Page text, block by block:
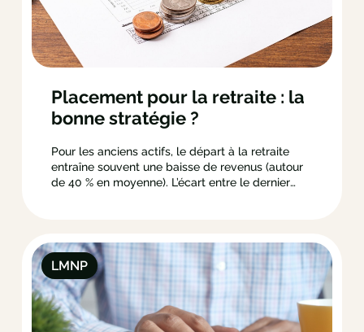
Placement pour la retraite : la
bonne stratégie ?
Pour les anciens actifs, le départ à la retraite
entraîne souvent une baisse de revenus (autour
de 40 % en moyenne). L’écart entre le dernier
de placement retraite s’avère cruciale. Pour…
LMNP